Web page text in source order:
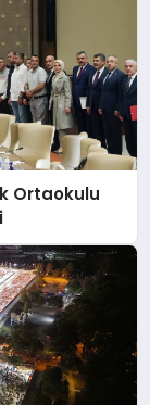
Ortaokulu